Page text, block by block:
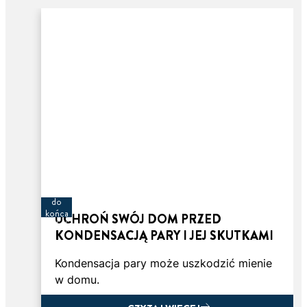
do
końca
artykułu
UCHROŃ SWÓJ DOM PRZED
KONDENSACJĄ PARY I JEJ SKUTKAMI
Kondensacja pary może uszkodzić mienie
w domu.